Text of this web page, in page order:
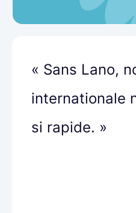
« Sans Lano,
internationale
si rapide. »